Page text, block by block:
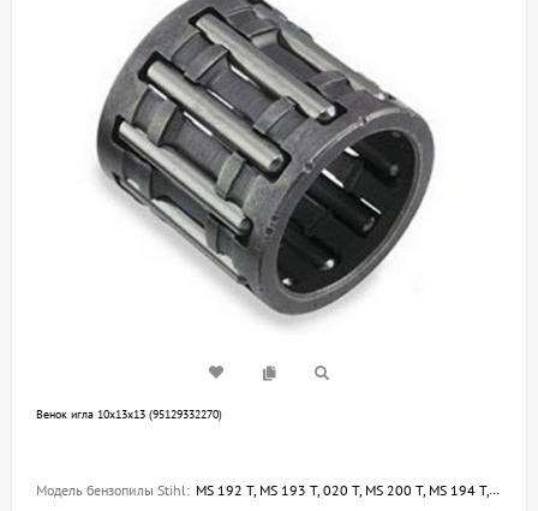
Венок игла 10х13х13 (95129332270)
Модель бензопилы Stihl: MS 192 T, MS 193 T, 020 T, MS 200 T, MS 194 T, MS 194 C- E, MS 192 C- E, MS 193 C-E, 009, MS 201 T, MC 200, MS 201 C-M, MS 201 TC-M, MS 150 TC-E, MS 150 C-E, MS 151 C-E, MS 151 TC-E, 012 AVEQ, 011 AVE, 009 EQ, 011 AVEQ, 009 E, 009 LQ, 012 AVTEQ, 010 AVEQ,